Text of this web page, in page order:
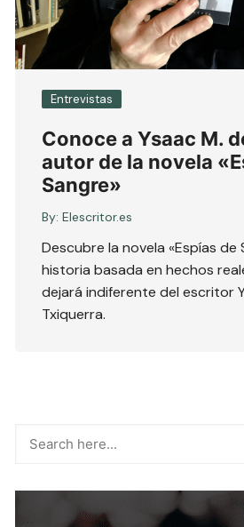
Entrevistas
Conoce a Ysaac M.
autor de la novela
Sangre»
By: Elescritor.es
Descubre la novela «Espías de
historia basada en hechos
dejará indiferente del escritor
Txiquerra.